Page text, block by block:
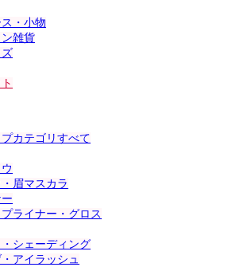
・小物
雑貨
カテゴリすべて
眉マスカラ
ライナー・グロス
シェーディング
アイラッシュ